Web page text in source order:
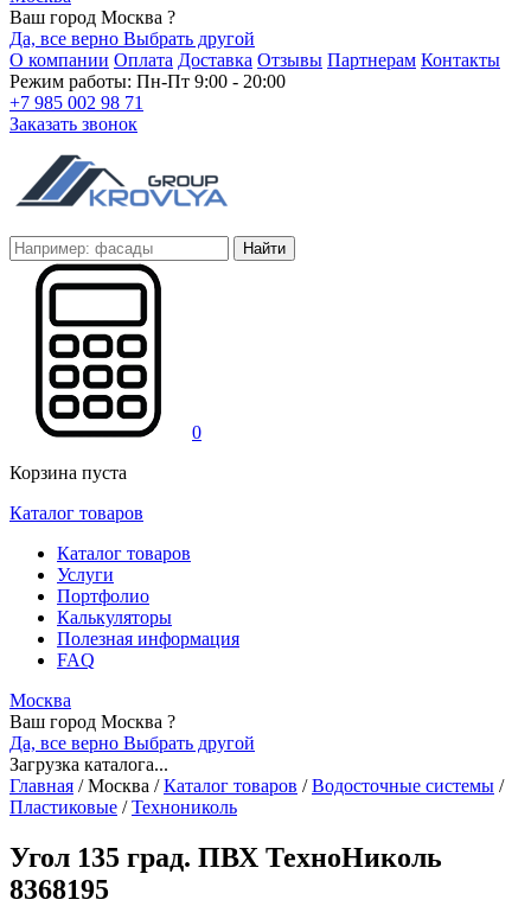
Ваш город Москва ?
Да, все верно Выбрать другой
О компании Оплата Доставка Отзывы Партнерам Контакты
Режим работы: Пн-Пт 9:00 - 20:00
+7 985 002 98 71
Заказать звонок
Найти
0
Корзина пуста
Каталог товаров
Каталог товаров
Услуги
Портфолио
Калькуляторы
Полезная информация
FAQ
Москва
Ваш город Москва ?
Да, все верно Выбрать другой
Загрузка каталога...
Главная /Москва / Каталог товаров / Водосточные системы /
Пластиковые / Технониколь
Угол 135 град. ПВХ ТехноНиколь
8368195